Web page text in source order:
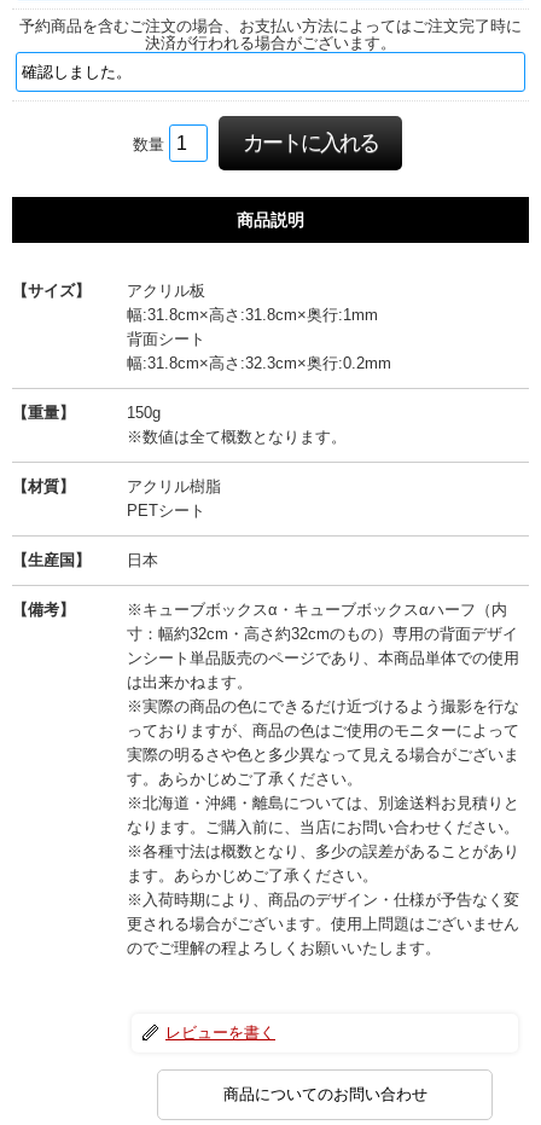
予約商品を含むご注文の場合、お支払い方法によってはご注文完了時に
決済が行われる場合がございます。
数量
商品説明
【サイズ】
アクリル板
幅:31.8cm×高さ:31.8cm×奥行:1mm
背面シート
幅:31.8cm×高さ:32.3cm×奥行:0.2mm
【重量】
150g
※数値は全て概数となります。
【材質】
アクリル樹脂
PETシート
【生産国】 日本
【備考】
※キューブボックスα・キューブボックスαハーフ（内
寸：幅約32cm・高さ約32cmのもの）専用の背面デザイ
ンシート単品販売のページであり、本商品単体での使用
は出来かねます。
※実際の商品の色にできるだけ近づけるよう撮影を行な
っておりますが、商品の色はご使用のモニターによって
実際の明るさや色と多少異なって見える場合がございま
す。あらかじめご了承ください。
※北海道・沖縄・離島については、別途送料お見積りと
なります。ご購入前に、当店にお問い合わせください。
※各種寸法は概数となり、多少の誤差があることがあり
ます。あらかじめご了承ください。
※入荷時期により、商品のデザイン・仕様が予告なく変
更される場合がございます。使用上問題はございません
のでご理解の程よろしくお願いいたします。
レビューを書く
商品についてのお問い合わせ